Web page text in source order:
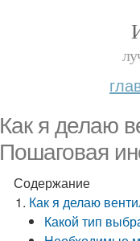
Как я делаю
Пошаговая
Содержание
Как я делаю
Какой тип